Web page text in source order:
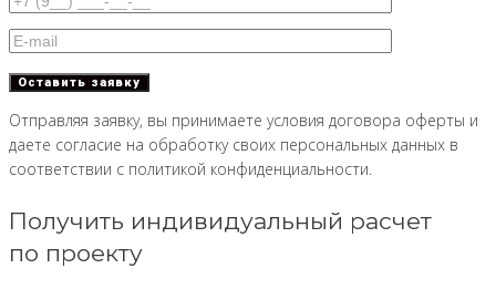
Отправляя заявку, вы принимаете условия договора оферты и
даете согласие на обработку своих персональных данных в
соответствии с политикой конфиденциальности.
Получить индивидуальный расчет
по проекту